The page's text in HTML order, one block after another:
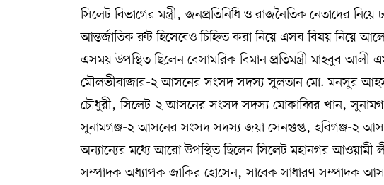
সিলেট বিভাগের মন্ত্রী, জনপ্রতিনিধি ও রাজনৈতিক নেতাদের
আন্তর্জাতিক রুট হিসেবেও চিহ্নিত করা নিয়ে এসব বিষয় নিয়ে
এসময় উপস্থিত ছিলেন বেসামরিক বিমান প্রতিমন্ত্রী মাহবুব
মৌলভীবাজার-২ আসনের সংসদ সদস্য সুলতান মো. মনসুর
চৌধুরী, সিলেট-২ আসনের সংসদ সদস্য মোকাব্বির খান,
সুনামগঞ্জ-২ আসনের সংসদ সদস্য জয়া সেনগুপ্ত, হবিগঞ্জ-২
অন্যান্যের মধ্যে আরো উপস্থিত ছিলেন সিলেট মহানগর আওয়ামী
সম্পাদক অধ্যাপক জাকির হোসেন, সাবেক সাধারণ সম্পাদক
DIAL SYLHET